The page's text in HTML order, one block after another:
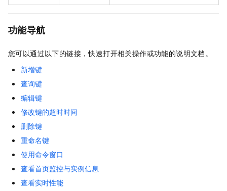
功能导航
您可以通过以下的链接，快速打开相关操作或功能的说明文档。
新增键
查询键
编辑键
修改键的超时时间
删除键
重命名键
使用命令窗口
查看首页监控与实例信息
查看实时性能